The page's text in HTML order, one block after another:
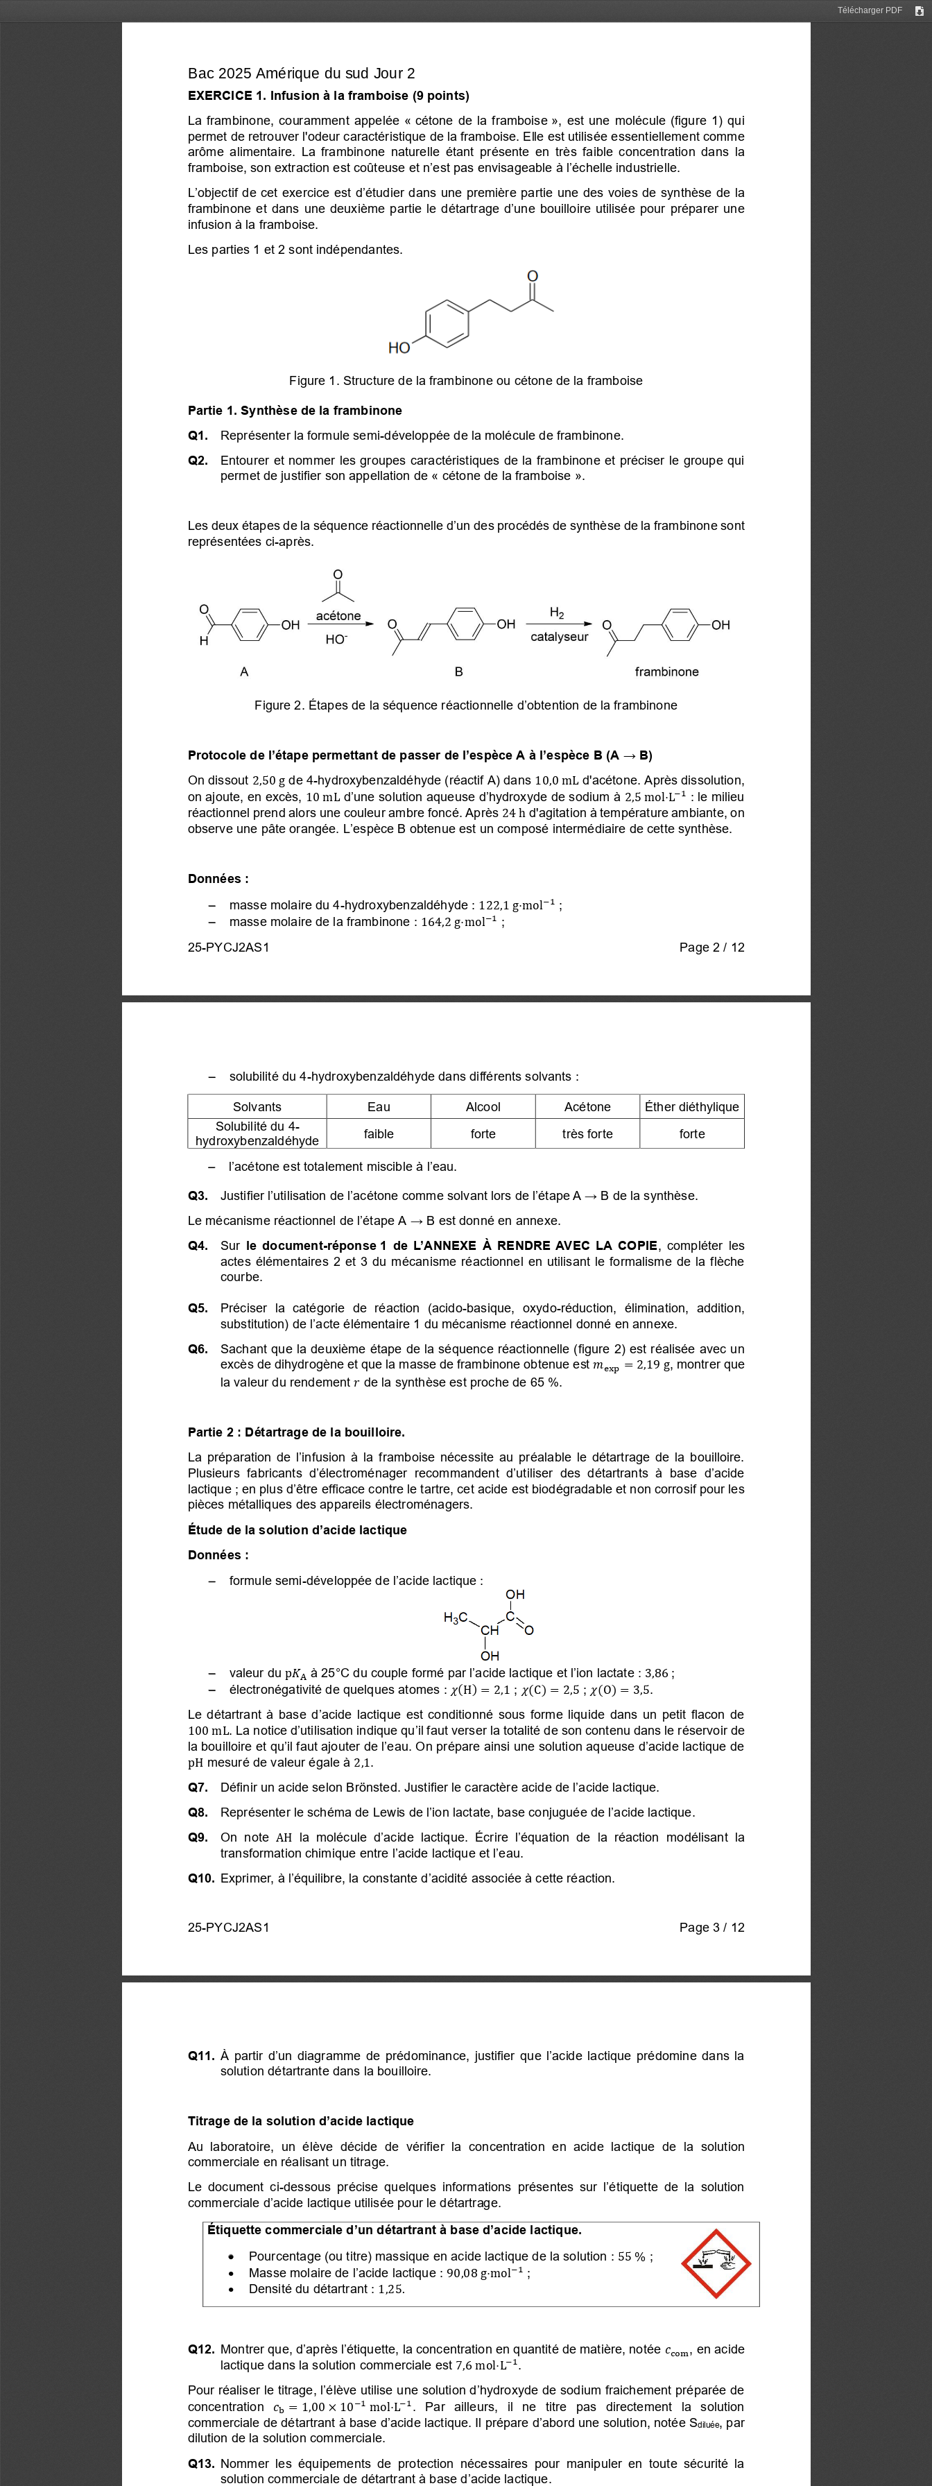
Télécharger PDF
25-PYCJ2AS1 Page 2 / 12
EXERCICE 1. Infusion à la framboise (9 points)
La  frambinone,  couramment  appelée  « cétone  de  la  framboise »,  est  une  molécule  (figure  1)  qui
permet de retrouver l'odeur caractéristique de la framboise. Elle est utilisée essentiellement comme
arôme  alimentaire.  La  frambinone  naturelle  étant  présente  en  très  faible  concentration  dans  la
framboise, son extraction est coûteuse et n’est pas envisageable à l’échelle industrielle.
L’objectif de cet exercice est d’étudier dans une première partie une des voies de synthèse de la
frambinone et dans une deuxième partie le détartrage d’une bouilloire utilisée pour préparer une
infusion à la framboise.
Les parties 1 et 2 sont indépendantes.
Figure 1. Structure de la frambinone ou cétone de la framboise
Partie 1. Synthèse de la frambinone
Q1.
Représenter la formule semi-développée de la molécule de frambinone.
Q2.
Entourer et nommer les groupes caractéristiques de la frambinone et préciser le groupe qui
permet de justifier son appellation de « cétone de la framboise ».
Les deux étapes de la séquence réactionnelle d’un des procédés de synthèse de la frambinone sont
représentées ci-après.
Figure 2. Étapes de la séquence réactionnelle d’obtention de la frambinone
Protocole de l’étape permettant de passer de l’espèce A à l’espèce B (A → B)
On dissout , g de 4-hydroxybenzaldéhyde (réactif A) dans ,L d'acétone. Après dissolution,
on ajoute, en excès, L d’une solution aqueuse d’hydroxyde de sodium à  ,⋅L 1 : le milieu
réactionnel prend alors une couleur ambre foncé. Après 4 d'agitation à température ambiante, on
observe une pâte orangée. L ’espèce B obtenue est un composé intermédiaire de cette synthèse.
Données :
−
masse molaire du 4-hydroxybenzaldéhyde : , g⋅ 1 ;
−
masse molaire de la frambinone :  64, g⋅1 ;
25-PYCJ2AS1 Page 3 / 12
− solubilité du 4-hydroxybenzaldéhyde dans différents solvants :
− l’acétone est totalement miscible à l’eau.
Q3. Justifier l’utilisation de l’acétone comme solvant lors de l’étape A → B de la synthèse.
Le mécanisme réactionnel de l’étape A → B est donné en annexe.
Q4.
Sur le document-réponse 1 de L’ANNEXE À RENDRE AVEC LA COPIE, compléter les
actes élémentaires 2 et 3 du mécanisme réactionnel en utilisant le formalisme de la flèche
courbe.
Q5.
Préciser la catégorie de réaction (acido-basique, oxydo-réduction, élimination, addition,
substitution) de l’acte élémentaire 1 du mécanisme réactionnel donné en annexe.
Q6.
Sachant que la deuxième étape de la séquence réactionnelle (figure 2) est réalisée avec un
excès de dihydrogène et que la masse de frambinone obtenue est  xp = ,9 g, montrer que
la valeur du rendement de la synthèse est proche de 65 %.
Partie 2 : Détartrage de la bouilloire.
La préparation de l’infusion à la framboise nécessite au préalable  le  détartrage  de  la  bouilloire.
Plusieurs fabricants d’électroménager recommandent d’utiliser des détartrants à base d’acide
lactique ; en plus d’être efficace contre le tartre, cet acide est biodégradable et non corrosif pour les
pièces métalliques des appareils électroménagers.
Étude de la solution d’acide lactique
Données :
−
formule semi-développée de l’acide lactique :
− valeur du A à 25°C du couple formé par l’acide lactique et l’ion lactate :  ,86 ;
−
électronégativité de quelques atomes :  () =  , ;  (C) =  , ;  (O) =  ,
Le détartrant à base d’acide lactique est conditionné sous forme liquide dans un petit flacon de
L. La notice d’utilisation indique qu’il faut verser la totalité de son contenu dans le réservoir de
la bouilloire et qu’il faut ajouter de l’eau. On prépare ainsi une solution aqueuse d’acide lactique de
 mesuré de valeur égale à ,
Q7.
Définir un acide selon Brönsted. Justifier le caractère acide de l’acide lactique.
Q8.
Représenter le schéma de Lewis de l’ion lactate, base conjuguée de l’acide lactique.
Q9.
On note  la molécule d’acide lactique. Écrire l’équation de la réaction modélisant la
transformation chimique entre l’acide lactique et l’eau.
Q10.
Exprimer, à l’équilibre, la constante d’acidité associée à cette réaction.
Solvants Eau Alcool Acétone
Éther diéthylique
Solubilité du 4-
hydroxybenzaldéhyde
faible forte très forte forte
Q11.
À partir d’un diagramme de prédominance, justifier que l’acide lactique prédomine dans la
solution détartrante dans la bouilloire.
Titrage de la solution d’acide lactique
Au  laboratoire,  un  élève  décide  de  vérifier  la  concentration  en  acide  lactique  de  la  solution
commerciale en réalisant un titrage.
Le  document  ci-dessous  précise  quelques  informations  présentes sur l’étiquette de la solution
commerciale d’acide lactique utilisée pour le détartrage.
Q12. Montrer que, d’après l’étiquette, la concentration en quantité de matière, notée co
, en acide
lactique dans la solution commerciale est 7,6 ⋅L 1
Pour réaliser le titrage, l’élève utilise une solution d’hydroxyde de sodium fraichement préparée de
concentration
b =  , ×  1 ⋅L 1
.   Par   ailleurs,   il   ne   titre   pas   directement   la   solution
commerciale de détartrant à base d’acide lactique. Il prépare d’abord une solution, notée Sdiluée, par
dilution de la solution commerciale.
Q13.
Nommer les équipements de protection nécessaires pour manipuler en toute sécurité la
solution commerciale de détartrant à base d’acide lactique.
Étiquette commerciale d’un détartrant à base d’acide lactique.
•
  Pourcentage (ou titre) massique en acide lactique de la solution
:  % ;
•
  Masse molaire de l’acide lactique
: 9,8 g⋅ 1 ;
•
  Densité du détartrant
:  ,.